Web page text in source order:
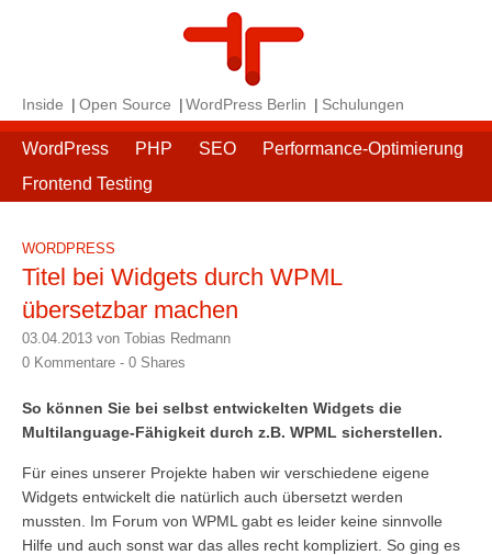
Inside Open Source WordPress Berlin Schulungen
WordPress PHP SEO
Performance-Optimierung
Frontend Testing
WORDPRESS
Titel bei Widgets durch WPML
übersetzbar machen
03.04.2013 von Tobias Redmann
0 Kommentare - 0 Shares
So können Sie bei selbst entwickelten Widgets die
Multilanguage-Fähigkeit durch z.B. WPML sicherstellen.
Für eines unserer Projekte haben wir verschiedene eigene
Widgets entwickelt die natürlich auch übersetzt werden
mussten. Im Forum von WPML gabt es leider keine sinnvolle
Hilfe und auch sonst war das alles recht kompliziert. So ging es